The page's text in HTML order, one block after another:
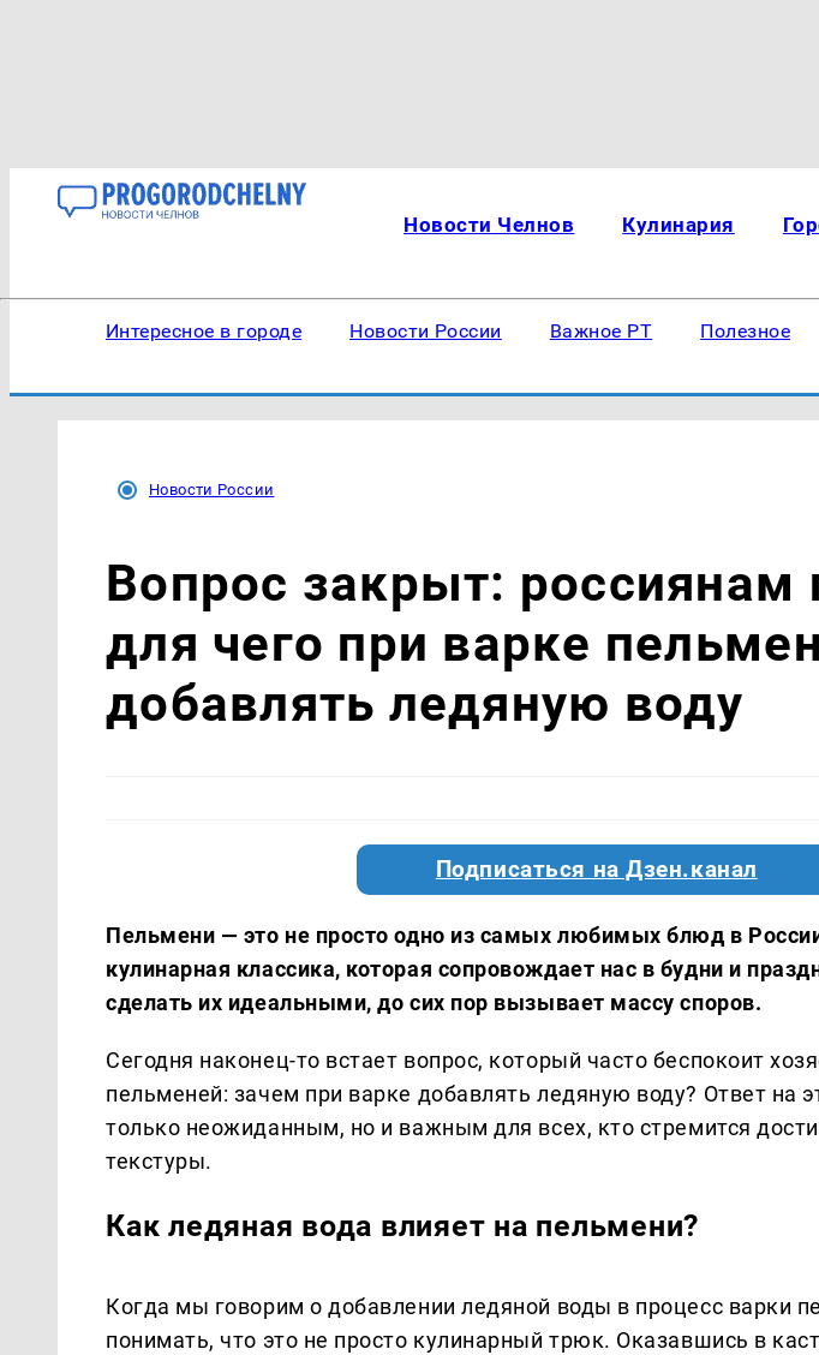
Новости Челнов Кулинария
Интересное в городе Новости России Важное РТ Полезное
Новости России
Вопрос закрыт: россиянам
для чего при варке
добавлять ледяную воду
Подписаться на Дзен.канал
Пельмени — это не просто одно из самых любимых блюд в
кулинарная классика, которая сопровождает нас в будни и
сделать их идеальными, до сих пор вызывает массу споров.
Сегодня наконец-то встает вопрос, который часто беспокоит
пельменей: зачем при варке добавлять ледяную воду? Ответ на
только неожиданным, но и важным для всех, кто стремится
текстуры.
Как ледяная вода влияет на пельмени?
Когда мы говорим о добавлении ледяной воды в процесс варки
понимать, что это не просто кулинарный трюк. Оказавшись в